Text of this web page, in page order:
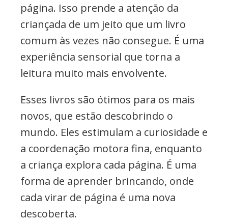
página. Isso prende a atenção da
criançada de um jeito que um livro
comum às vezes não consegue. É uma
experiência sensorial que torna a
leitura muito mais envolvente.
Esses livros são ótimos para os mais
novos, que estão descobrindo o
mundo. Eles estimulam a curiosidade e
a coordenação motora fina, enquanto
a criança explora cada página. É uma
forma de aprender brincando, onde
cada virar de página é uma nova
descoberta.